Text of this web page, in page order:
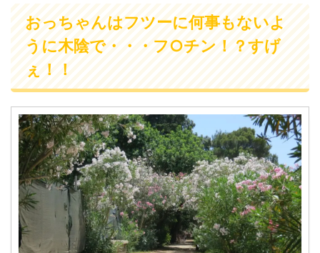
おっちゃんはフツーに何事もないよ
うに木陰で・・・フ○チン！？すげ
ぇ！！